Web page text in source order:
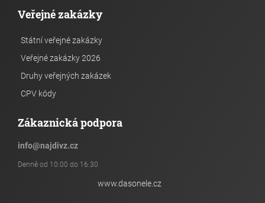
Veřejné zakázky
Státní veřejné zakázky
Veřejné zakázky 2026
Druhy veřejných zakázek
CPV kódy
Zákaznická podpora
info@najdivz.cz
Denně od 10:00 do 16:30
www.dasonele.cz